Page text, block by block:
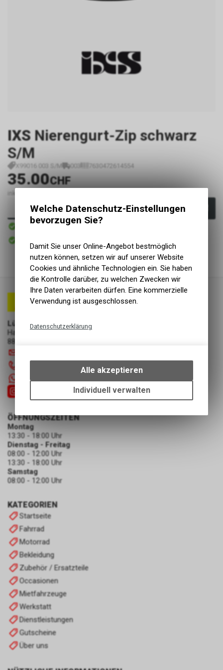
IXS Nierengurt-Zip schwarz
S/M
X99016 003 S/M 003 7630472614554
35.00CHF
inkl. MwSt., zzgl.
In den Warenkorb
Sofort verfügbar
Abholung Lüscher Motor- & Bike World
Lüscher Motor- & Bike World
Hauptstrasse 29a
8867 Niederurnen
+41 55 6103131
KATEGORIEN
Startseite
Fahrrad
Motorrad
Bekleidung
Zubehör / Ersatzteile
Occasionen
Mietfahrzeuge
Werkstatt
Dienstleistungen
Gutscheine
Über uns
ÖFFNUNGSZEITEN
Montag
13:30 - 18:00 Uhr
Dienstag - Freitag
08:00 - 12:00 Uhr
13:30 - 18:00 Uhr
Samstag
08:00 - 12:00 Uhr
Welche Datenschutz-Einstellungen
bevorzugen Sie?
Damit Sie unser Online-Angebot bestmöglich
nutzen können, setzen wir auf unserer Website
Cookies und ähnliche Technologien ein. Sie haben
die Kontrolle darüber, zu welchen Zwecken wir
Ihre Daten verarbeiten dürfen. Eine kommerzielle
Verwendung ist ausgeschlossen.
Datenschutzerklärung
bestimmte Interaktionen und
Einstellungen auf Ihrem Gerät,
um die grundlegenden
Funktionen unseres Online-
Alle akzeptieren
Individuell verwalten